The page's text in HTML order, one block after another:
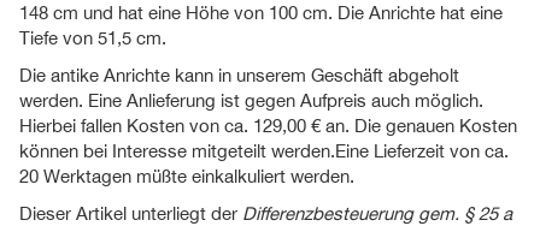
148 cm und hat eine Höhe von 100 cm. Die Anrichte hat eine
Tiefe von 51,5 cm.
Die antike Anrichte kann in unserem Geschäft abgeholt
werden. Eine Anlieferung ist gegen Aufpreis auch möglich.
Hierbei fallen Kosten von ca. 129,00 € an. Die genauen Kosten
können bei Interesse mitgeteilt werden.Eine Lieferzeit von ca.
20 Werktagen müßte einkalkuliert werden.
Dieser Artikel unterliegt der Differenzbesteuerung gem. § 25 a